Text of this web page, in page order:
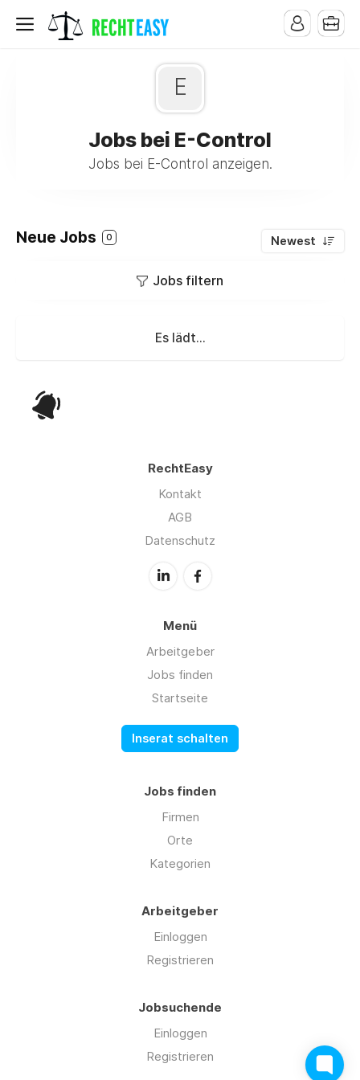
E
Jobs bei E-Control
Jobs bei E-Control anzeigen.
Neue Jobs 0 Newest
Jobs filtern
Es lädt...
RechtEasy
Kontakt
AGB
Datenschutz
Menü
Arbeitgeber
Jobs finden
Startseite
Inserat schalten
Jobs finden
Firmen
Orte
Kategorien
Arbeitgeber
Einloggen
Registrieren
Jobsuchende
Einloggen
Registrieren